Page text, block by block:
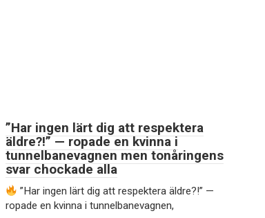
”Har ingen lärt dig att respektera
äldre?!” — ropade en kvinna i
tunnelbanevagnen men tonåringens
svar chockade alla
”Har ingen lärt dig att respektera äldre?!” —
ropade en kvinna i tunnelbanevagnen,